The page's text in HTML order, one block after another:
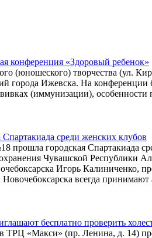
конференция «Здоровый ребенок»
(юношеского) творчества (ул.
города Ижевска. На конференции
(иммунизации), особенности
среди женских клубов
прошла городская Спартакиада
Чувашской Республики
Игорь Калиниченко,
всегда принимают
бесплатно проверить
в ТРЦ «Макси» (пр. Ленина, д. 14)